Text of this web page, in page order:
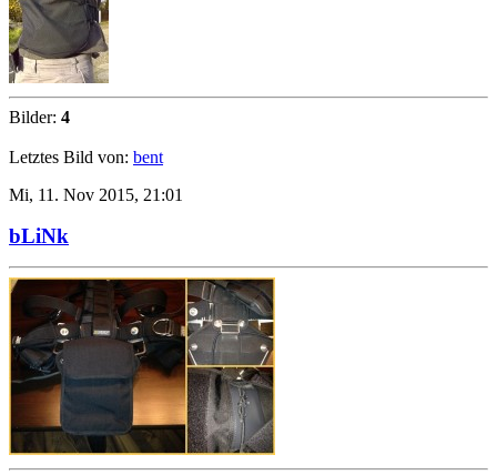
Bilder: 4
Letztes Bild von: bent
Mi, 11. Nov 2015, 21:01
bLiNk